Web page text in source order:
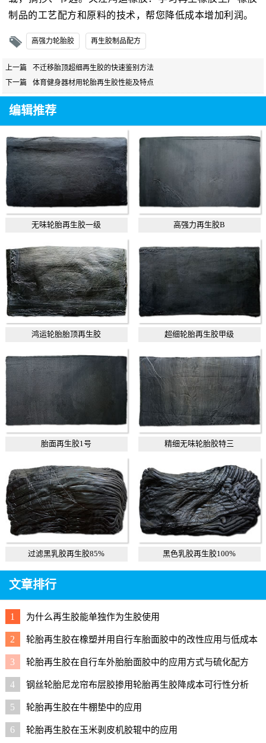
制品的工艺配方和原料的技术，帮您降低成本增加利润。
高强力轮胎胶 再生胶制品配方
上一篇
不迁移胎顶超细再生胶的快速鉴别方法
下一篇
体育健身器材用轮胎再生胶性能及特点
编辑推荐
无味轮胎再生胶一级 高强力再生胶B
鸿运轮胎胎顶再生胶 超细轮胎再生胶甲级
胎面再生胶1号 精细无味轮胎胶特三
过滤黑乳胶再生胶85% 黑色乳胶再生胶100%
文章排行
1 为什么再生胶能单独作为生胶使用
2
轮胎再生胶在橡塑并用自行车胎面胶中的改性应用与低成本
配方
3 轮胎再生胶在自行车外胎胎面胶中的应用方式与硫化配方
4 钢丝轮胎尼龙帘布层胶掺用轮胎再生胶降成本可行性分析
5 轮胎再生胶在牛棚垫中的应用
6 轮胎再生胶在玉米剥皮机胶辊中的应用